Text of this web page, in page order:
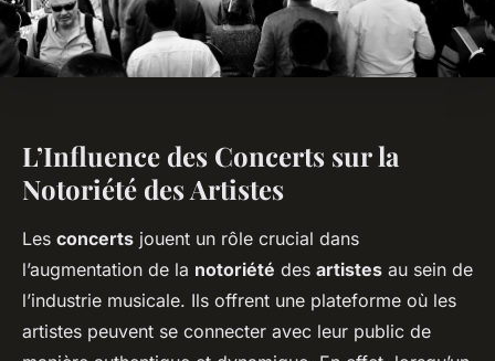
L’Influence des Concerts sur la
Notoriété des Artistes
Les concerts jouent un rôle crucial dans
l’augmentation de la notoriété des artistes au sein de
l’industrie musicale. Ils offrent une plateforme où les
artistes peuvent se connecter avec leur public de